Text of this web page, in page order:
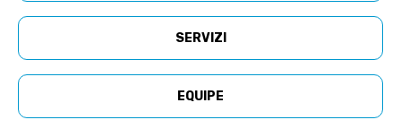
SERVIZI
EQUIPE